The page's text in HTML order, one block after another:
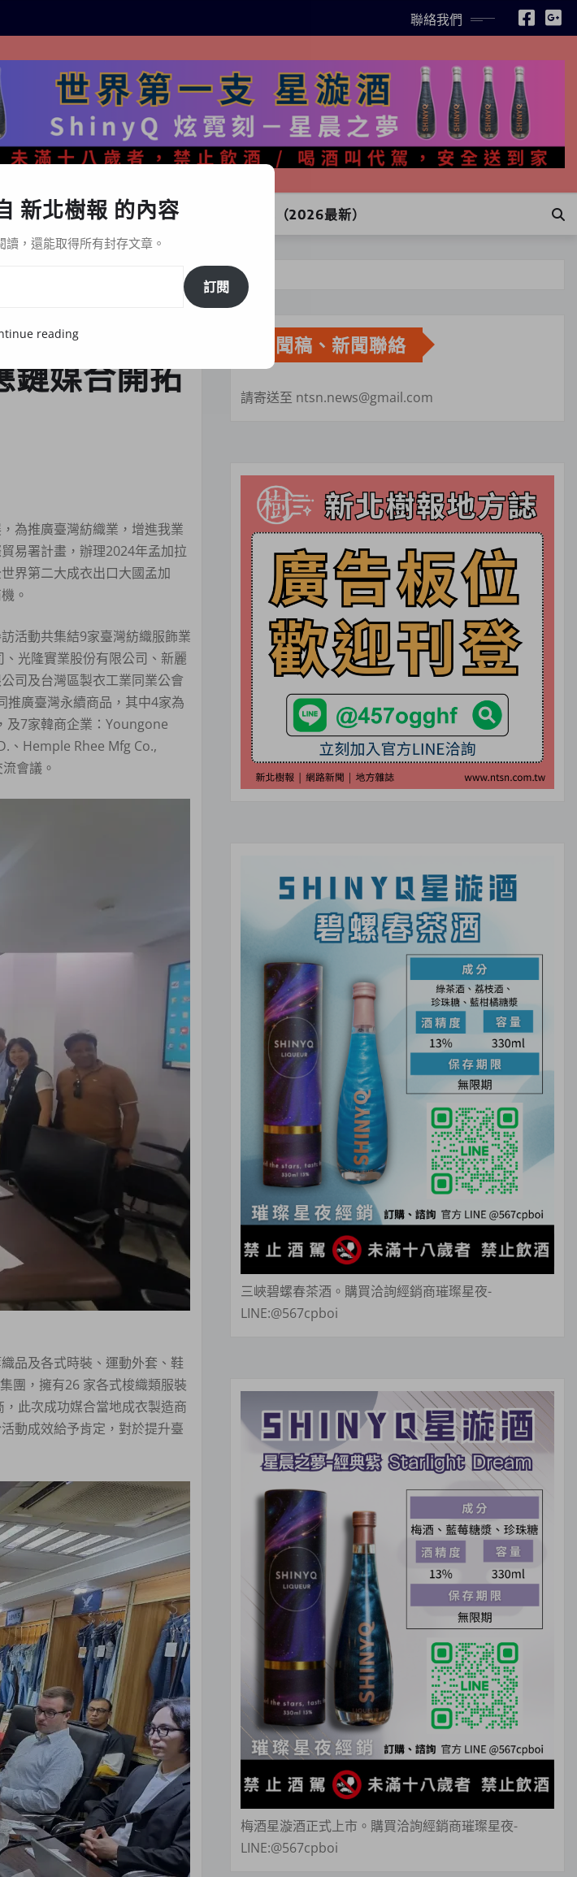
聯絡我們
星漩酒哪裡買｜官方購買通路與LINE訂購（2026最新）
鏈媒合開拓
為推廣臺灣紡織業，增進我業
易署計畫，辦理2024年孟加拉
界第二大成衣出口大國孟加
。
活動共集結9家臺灣紡織服飾業
光隆實業股份有限公司、新麗
司及台灣區製衣工業同業公會
推廣臺灣永續商品，其中4家為
7家韓商企業：Youngone
、Hemple Rhee Mfg Co.,
會議。
品及各式時裝、運動外套、鞋
團，擁有26 家各式梭織類服裝
此次成功媒合當地成衣製造商
動成效給予肯定，對於提升臺
新聞稿、新聞聯絡
請寄送至 ntsn.news@gmail.com
三峽碧螺春茶酒。購買洽詢經銷商璀璨星夜-
LINE:@567cpboi
梅酒星漩酒正式上市。購買洽詢經銷商璀璨星夜-
LINE:@567cpboi
新北樹報 的內容
讀，還能取得所有封存文章。
訂閱
reading